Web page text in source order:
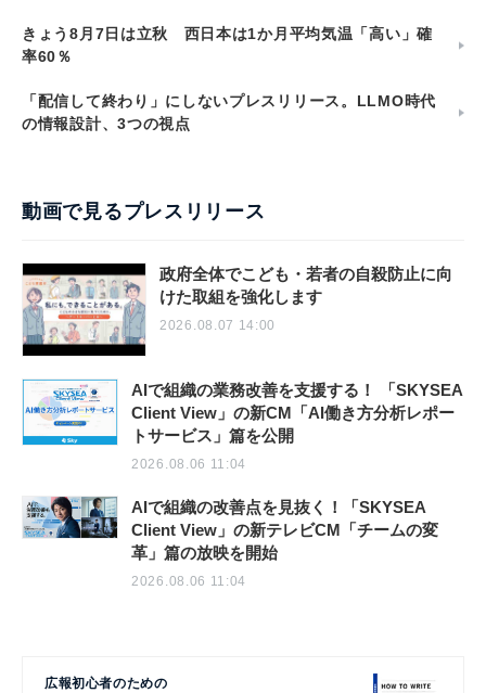
きょう8月7日は立秋 西日本は1か月平均気温「高い」確
率60％
「配信して終わり」にしないプレスリリース。LLMO時代
の情報設計、3つの視点
動画で見るプレスリリース
政府全体でこども・若者の自殺防止に向
けた取組を強化します
2026.08.07 14:00
AIで組織の業務改善を支援する！ 「SKYSEA
Client View」の新CM「AI働き方分析レポー
トサービス」篇を公開
2026.08.06 11:04
AIで組織の改善点を見抜く！「SKYSEA
Client View」の新テレビCM「チームの変
革」篇の放映を開始
2026.08.06 11:04
広報初心者のための